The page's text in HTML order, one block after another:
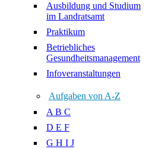
Ausbildung und Studium
im Landratsamt
Praktikum
Betriebliches
Gesundheitsmanagement
Infoveranstaltungen
Aufgaben von A-Z
A B C
D E F
G H I J